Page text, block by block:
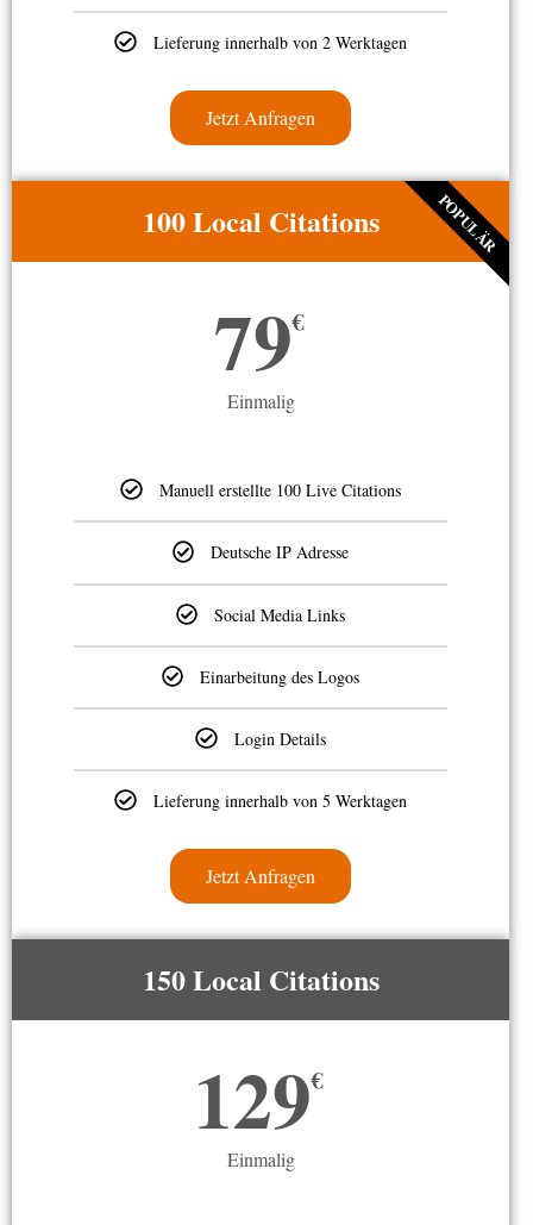
Lieferung innerhalb von 2 Werktagen
Jetzt Anfragen
100 Local Citations
79€
Einmalig
Manuell erstellte 100 Live Citations
Deutsche IP Adresse
Social Media Links
Einarbeitung des Logos
Login Details
Lieferung innerhalb von 5 Werktagen
Jetzt Anfragen
POPULÄR
150 Local Citations
129€
Einmalig